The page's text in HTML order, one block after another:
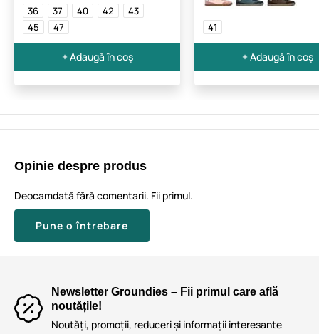
36 37 40 42
43
45
47
+ Adaugă în coș
41
+ Adaugă în coș
Opinie despre produs
Deocamdată fără comentarii. Fii primul.
Pune o întrebare
Newsletter Groundies – Fii primul care află
noutățile!
Noutăți, promoții, reduceri și informații interesante